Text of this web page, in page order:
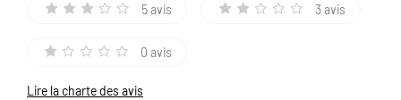
5 avis 3 avis
0 avis
Lire la charte des avis